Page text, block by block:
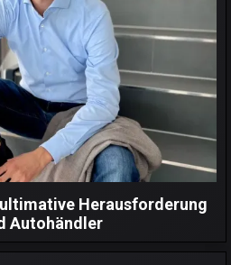
Herausforderung
Autohändler